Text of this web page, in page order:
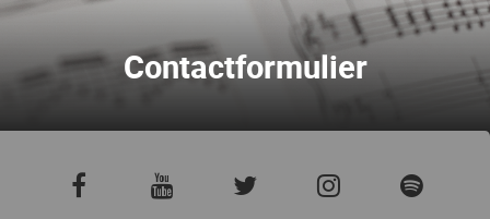
Contactformulier